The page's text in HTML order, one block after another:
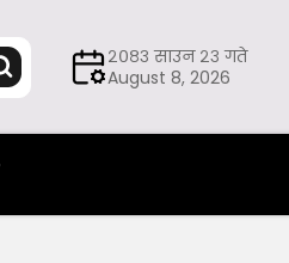
२०८३ साउन २३ गते
August 8, 2026